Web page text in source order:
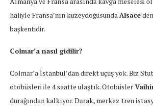
haliyle Fransa’nın kuzeydoğusundaAlsace
başkentidir.
Colmar’a nasıl gidilir?
Colmar’a İstanbul’dan direkt uçuş yok. Biz
otobüsleri ile 4 saatte ulaştık. Otobüsler
durağından kalkıyor. Durak, merkez tren